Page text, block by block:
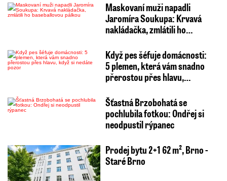
Maskovaní muži napadli
Jaromíra Soukupa: Krvavá
nakládačka, zmlátili ho…
Když pes šéfuje domácnosti:
5 plemen, která vám snadno
přerostou přes hlavu,…
Šťastná Brzobohatá se
pochlubila fotkou: Ondřej si
neodpustil rýpanec
Prodej bytu 2+1 62 m², Brno -
Staré Brno